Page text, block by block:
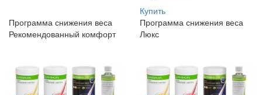
Купить
Программа снижения веса
Рекомендованный комфорт
Программа снижения веса
Люкс